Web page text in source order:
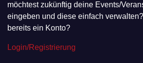
möchtest zukünftig deine Events/
eingeben und diese einfach
bereits ein Konto?
Login/Registrierung